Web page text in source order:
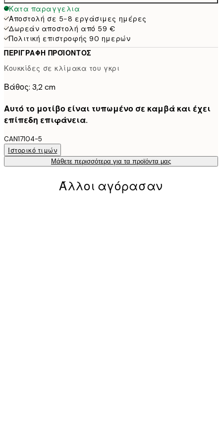
Κατα παραγγελια
Αποστολή σε 5-8 εργάσιμες ημέρες
Δωρεάν αποστολή από 59 €
Πολιτική επιστροφής 90 ημερών
ΠΕΡΙΓΡΑΦΉ ΠΡΟΪΌΝΤΟΣ
Κουκκίδες σε κλίμακα του γκρι
Βάθος: 3,2 cm
Αυτό το μοτίβο είναι τυπωμένο σε καμβά και έχει
επίπεδη επιφάνεια.
CAN17104-5
Ιστορικό τιμών
Μάθετε περισσότερα για τα προϊόντα μας
Άλλοι αγόρασαν